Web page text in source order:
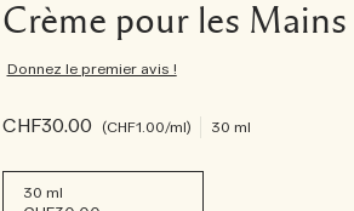
Crème pour les Mains
Donnez le premier avis !
CHF30.00 CHF1.00/ml 30 ml
30 ml